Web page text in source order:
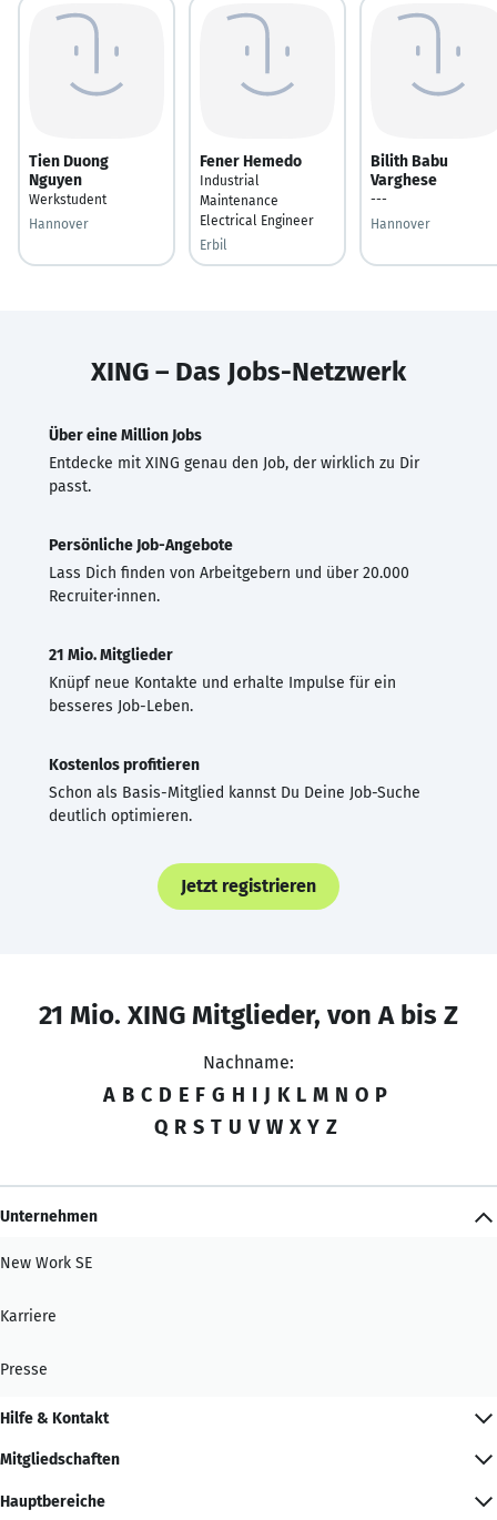
Tien Duong
Nguyen
Werkstudent
Hannover
Fener Hemedo
Industrial
Maintenance
Electrical Engineer
Erbil
Bilith Babu
Varghese
---
Hannover
XING – Das Jobs-Netzwerk
Über eine Million Jobs
Entdecke mit XING genau den Job, der wirklich zu Dir
passt.
Persönliche Job-Angebote
Lass Dich finden von Arbeitgebern und über 20.000
Recruiter·innen.
21 Mio. Mitglieder
Knüpf neue Kontakte und erhalte Impulse für ein
besseres Job-Leben.
Kostenlos profitieren
Schon als Basis-Mitglied kannst Du Deine Job-Suche
deutlich optimieren.
Jetzt registrieren
21 Mio. XING Mitglieder, von A bis Z
Nachname:
A B C D E F G H I J K L M N O P
Q R S T U V W X Y Z
Unternehmen
New Work SE
Karriere
Presse
Hilfe & Kontakt
Mitgliedschaften
Hauptbereiche